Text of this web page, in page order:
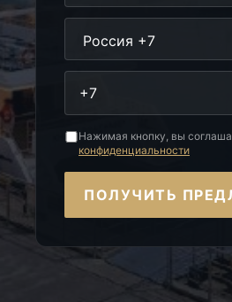
Нажимая кнопку, вы
конфиденциальности
ПОЛУЧИТЬ